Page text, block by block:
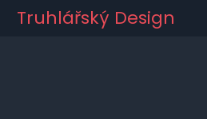
Truhlářský Design